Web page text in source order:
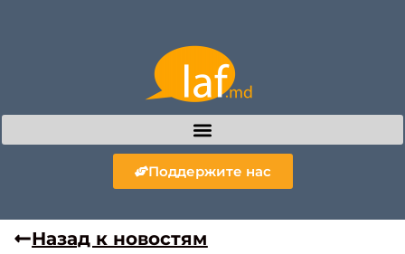
Поддержите нас
Назад к новостям